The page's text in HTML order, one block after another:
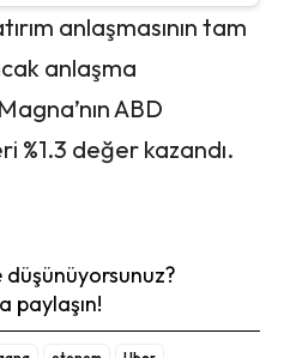
anlaşmasının tam
anlaşma
ABD
%1.3 değer kazandı.
düşünüyorsunuz?
paylaşın!